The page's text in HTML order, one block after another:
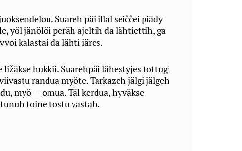
Suareh päi illal seiččei piädy
yöl jänölöi peräh ajeltih da lähtiettih, ga
kalastai da lähti iäres.
ližäkse hukkii. Suarehpäi lähestyjes tottugi
randua myöte. Tarkazeh jälgi jälgeh
myö — omua. Täl kerdua, hyväkse
toine tostu vastah.